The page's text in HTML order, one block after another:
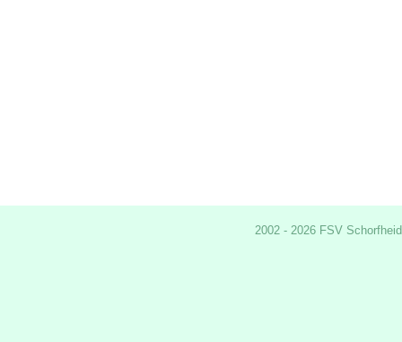
2002 - 2026 FSV